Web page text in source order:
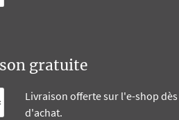
gratuite
Livraison offerte sur l'e-shop dès
d'achat.